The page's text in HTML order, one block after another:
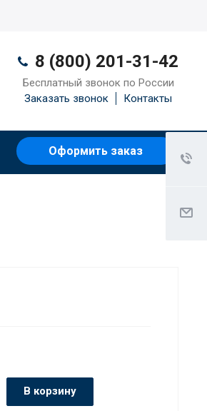
8 (800) 201-31-42
Бесплатный звонок по России
Заказать звонок
Контакты
Оформить заказ
В корзину